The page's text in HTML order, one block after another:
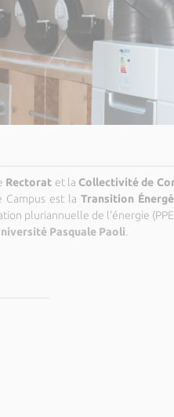
Rectorat et la Collectivité de
Campus est laTransition
pluriannuelle de l'énergie
Pasquale Paoli